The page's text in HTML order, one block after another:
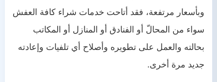
وبأسعار مرتفعة، فقد أتاحت خدمات شراء كافة العفش
سواء من المحالّ أو الفنادق أو المنازل أو المكاتب
بحالته والعمل على تطويره وأصلاح أي تلفيات وإعادته
جديد مرة أخرى.